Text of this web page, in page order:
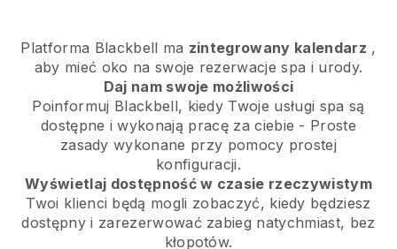
Platforma Blackbell ma zintegrowany kalendarz ,
aby mieć oko na swoje rezerwacje spa i urody.
Daj nam swoje możliwości
Poinformuj Blackbell, kiedy Twoje usługi spa są
dostępne i wykonają pracę za ciebie - Proste
zasady wykonane przy pomocy prostej
konfiguracji.
Wyświetlaj dostępność w czasie rzeczywistym
Twoi klienci będą mogli zobaczyć, kiedy będziesz
dostępny i zarezerwować zabieg natychmiast, bez
kłopotów.